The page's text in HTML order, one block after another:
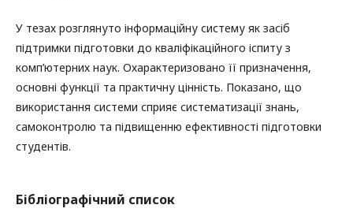
У тезах розглянуто інформаційну систему як засіб
підтримки підготовки до кваліфікаційного іспиту з
комп’ютерних наук. Охарактеризовано її призначення,
основні функції та практичну цінність. Показано, що
використання системи сприяє систематизації знань,
самоконтролю та підвищенню ефективності підготовки
студентів.
Бібліографічний список